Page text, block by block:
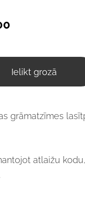
Ielikt grozā
grāmatzīmes
atlaižu